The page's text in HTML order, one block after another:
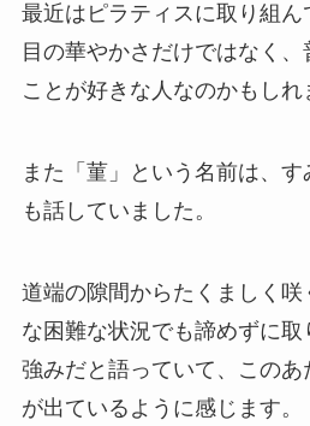
最近はピラティスに取り組ん
目の華やかさだけではなく
ことが好きな人なのかもしれ
また「菫」という名前は、す
も話していました。
道端の隙間からたくましく
な困難な状況でも諦めずに
強みだと語っていて、このあ
が出ているように感じます。